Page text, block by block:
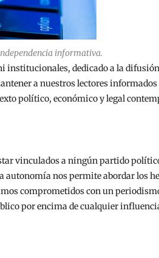
informativa.
institucionales, dedicado a la
a nuestros lectores
político, económico y legal
vinculados a ningún partido
autonomía nos permite abordar los
comprometidos con un
por encima de cualquier